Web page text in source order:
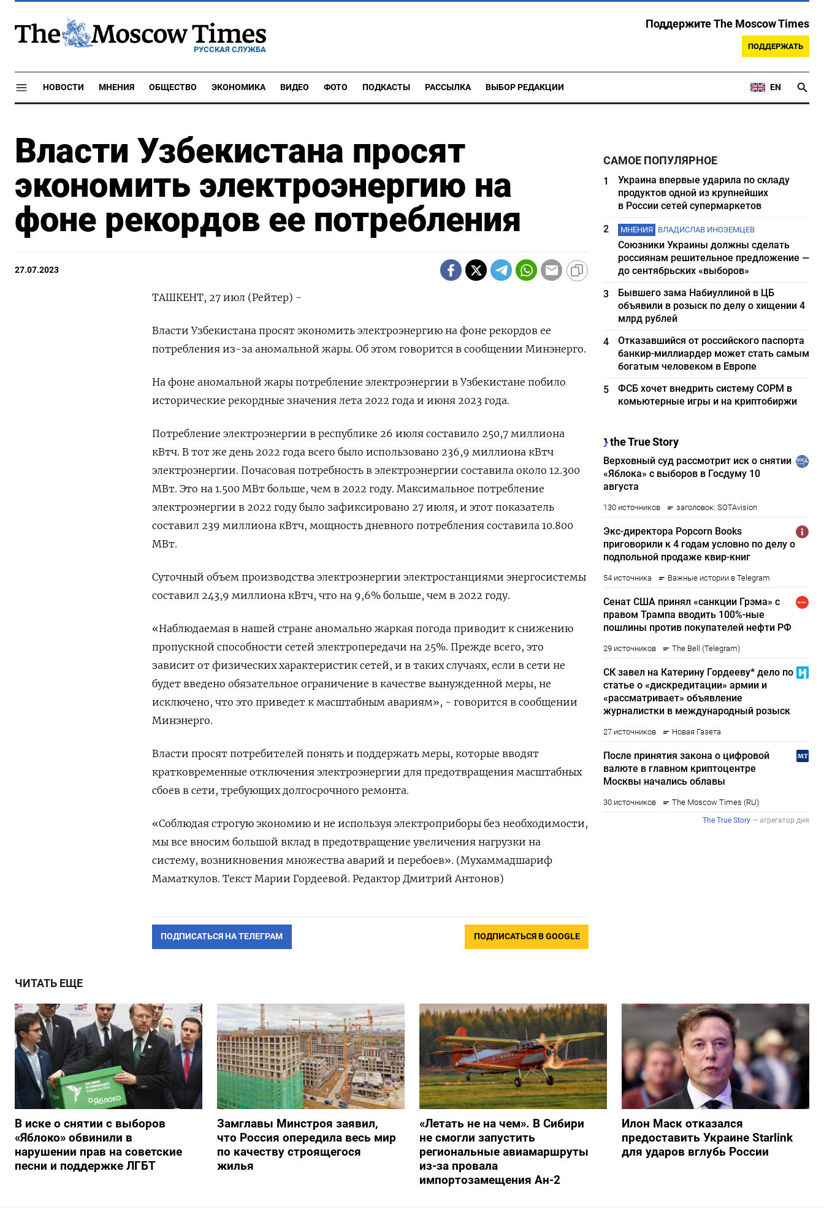
РУССКАЯ СЛУЖБА
Поддержите The Moscow Times
ПОДДЕРЖАТЬ
НОВОСТИ МНЕНИЯ ОБЩЕСТВО ЭКОНОМИКА ВИДЕО ФОТО ПОДКАСТЫ РАССЫЛКА ВЫБОР РЕДАКЦИИ EN
Власти Узбекистана просят
экономить электроэнергию на
фоне рекордов ее потребления
27.07.2023
ТАШКЕНТ, 27 июл (Рейтер) -
Власти Узбекистана просят экономить электроэнергию на фоне рекордов ее
потребления из-за аномальной жары. Об этом говорится в сообщении Минэнерго.
На фоне аномальной жары потребление электроэнергии в Узбекистане побило
исторические рекордные значения лета 2022 года и июня 2023 года.
Потребление электроэнергии в республике 26 июля составило 250,7 миллиона
кВтч. В тот же день 2022 года всего было использовано 236,9 миллиона кВтч
электроэнергии. Почасовая потребность в электроэнергии составила около 12.300
МВт. Это на 1.500 МВт больше, чем в 2022 году. Максимальное потребление
электроэнергии в 2022 году было зафиксировано 27 июля, и этот показатель
составил 239 миллиона кВтч, мощность дневного потребления составила 10.800
МВт.
Суточный объем производства электроэнергии электростанциями энергосистемы
составил 243,9 миллиона кВтч, что на 9,6% больше, чем в 2022 году.
«Наблюдаемая в нашей стране аномально жаркая погода приводит к снижению
пропускной способности сетей электропередачи на 25%. Прежде всего, это
зависит от физических характеристик сетей, и в таких случаях, если в сети не
будет введено обязательное ограничение в качестве вынужденной меры, не
исключено, что это приведет к масштабным авариям», - говорится в сообщении
Минэнерго.
Власти просят потребителей понять и поддержать меры, которые вводят
кратковременные отключения электроэнергии для предотвращения масштабных
сбоев в сети, требующих долгосрочного ремонта.
«Соблюдая строгую экономию и не используя электроприборы без необходимости,
мы все вносим большой вклад в предотвращение увеличения нагрузки на
систему, возникновения множества аварий и перебоев». (Мухаммадшариф
Маматкулов. Текст Марии Гордеевой. Редактор Дмитрий Антонов)
ПОДПИСАТЬСЯ НА ТЕЛЕГРАМ ПОДПИСАТЬСЯ В GOOGLE
САМОЕ ПОПУЛЯРНОЕ
1
Украина впервые ударила по складу
продуктов одной из крупнейших
в России сетей супермаркетов
2
МНЕНИЯ ВЛАДИСЛАВ ИНОЗЕМЦЕВ
Союзники Украины должны сделать
россиянам решительное предложение —
до сентябрьских «выборов»
3
Бывшего зама Набиуллиной в ЦБ
объявили в розыск по делу о хищении 4
млрд рублей
4
Отказавшийся от российского паспорта
банкир-миллиардер может стать самым
богатым человеком в Европе
5
ФСБ хочет внедрить систему СОРМ в
комьютерные игры и на криптобиржи
ЧИТАТЬ ЕЩЕ
В иске о снятии с выборов
«Яблоко» обвинили в
нарушении прав на советские
песни и поддержке ЛГБТ
Замглавы Минстроя заявил,
что Россия опередила весь мир
по качеству строящегося
жилья
«Летать не на чем». В Сибири
не смогли запустить
региональные авиамаршруты
из-за провала
импортозамещения Ан-2
Илон Маск отказался
предоставить Украине Starlink
для ударов вглубь России